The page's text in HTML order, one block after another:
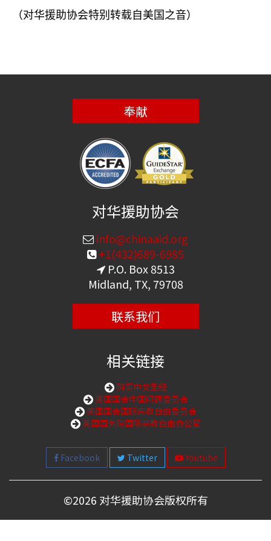
（对华援助协会特别转载自美国之音）
奉献
对华援助协会
info@chinaaid.org
+1(432)689-6985
P.O. Box 8513
Midland, TX, 79708
联系我们
相关链接
购买中文圣经
美国国会中国问题委员会
美国国会国际宗教自由委员会
美国国务院国际宗教自由办公室
Facebook Twitter Youtube
©2026 对华援助协会版权所有